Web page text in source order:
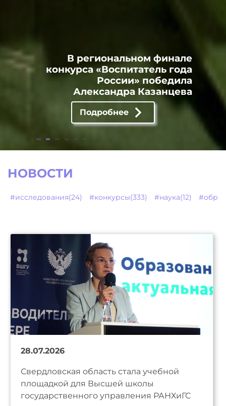
В региональном финале
конкурса «Воспитатель года
России» победила
Александра Казанцева
Подробнее
НОВОСТИ
#исследования(24) #конкурсы(333) #наука(12)
28.07.2026
Свердловская область стала учебной
площадкой для Высшей школы
государственного управления РАНХиГС